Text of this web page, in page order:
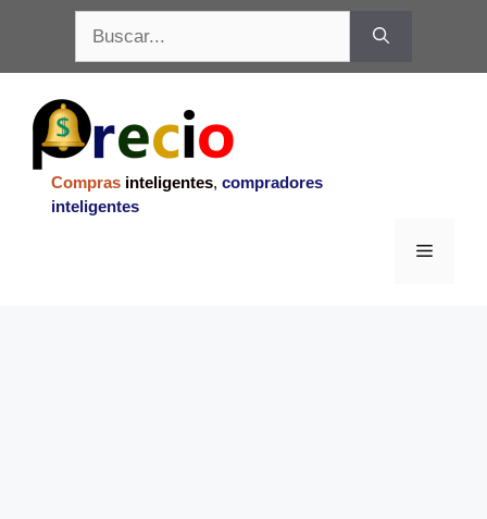
contenido
Compras inteligentes, compradores
inteligentes
Menu